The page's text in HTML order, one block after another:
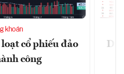
khoán
cổ phiếu đảo
công
Dự